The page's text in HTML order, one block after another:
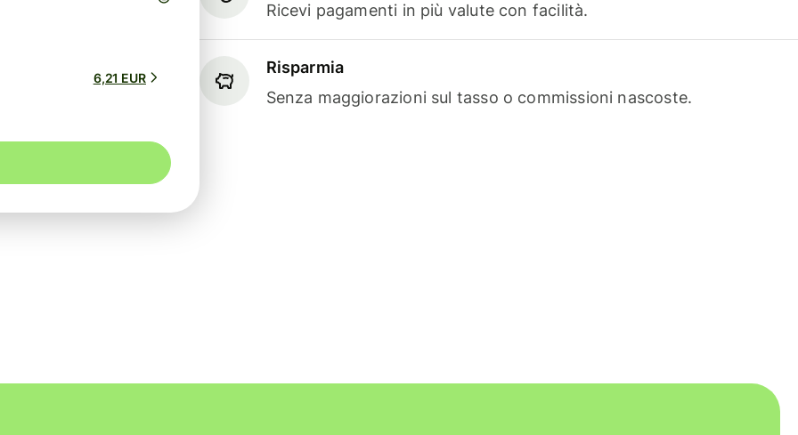
Ricevi pagamenti in più valute con facilità.
Risparmia
Senza maggiorazioni sul tasso o commissioni nascoste.
6,21 EUR